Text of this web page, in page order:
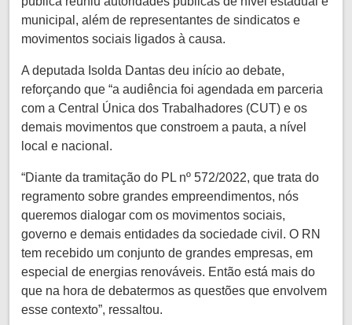
municipal, além de representantes de sindicatos e
movimentos sociais ligados à causa.
A deputada Isolda Dantas deu início ao debate,
reforçando que “a audiência foi agendada em parceria
com a Central Única dos Trabalhadores (CUT) e os
demais movimentos que constroem a pauta, a nível
local e nacional.
“Diante da tramitação do PL nº 572/2022, que trata do
regramento sobre grandes empreendimentos, nós
queremos dialogar com os movimentos sociais,
governo e demais entidades da sociedade civil. O RN
tem recebido um conjunto de grandes empresas, em
especial de energias renováveis. Então está mais do
que na hora de debatermos as questões que envolvem
esse contexto”, ressaltou.